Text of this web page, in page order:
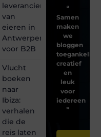
leverancier
van
eieren in
Antwerpen
voor B2B
Vlucht
boeken
naar
Ibiza:
verhalen
die de
reis laten
❝
Samen
maken
we
bloggen
toegankelijk,
creatief
en
leuk
voor
iedereen
❞